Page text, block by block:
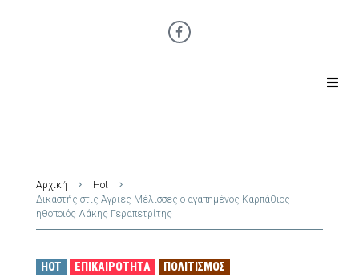
Αρχική
Hot
Δικαστής στις Άγριες Μέλισσες ο αγαπημένος Καρπάθιος
ηθοποιός Λάκης Γεραπετρίτης
HOT ΕΠΙΚΑΙΡΌΤΗΤΑ ΠΟΛΙΤΙΣΜΌΣ